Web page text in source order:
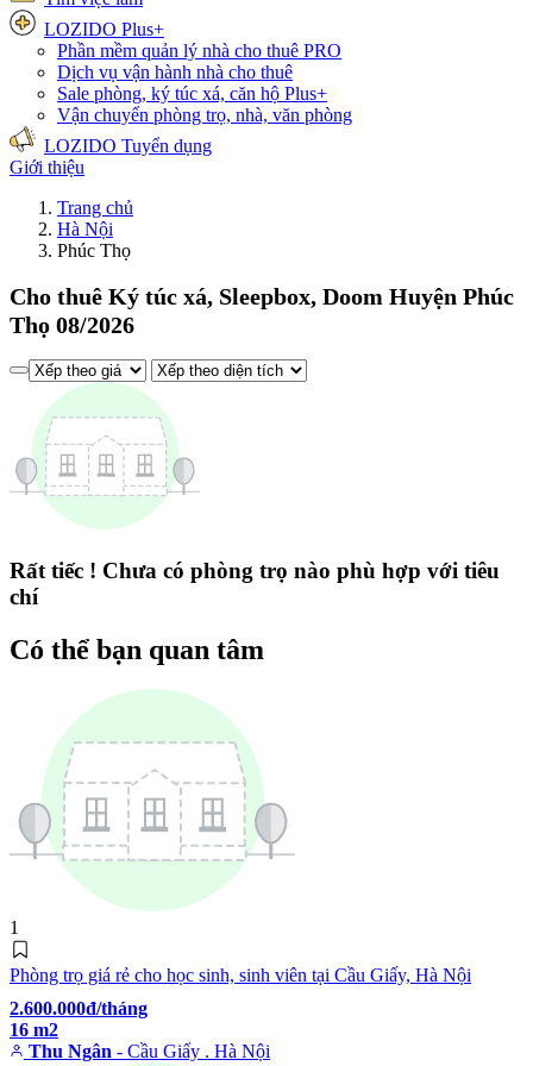
LOZIDO Plus+
Phần mềm quản lý nhà cho thuê PRO
Dịch vụ vận hành nhà cho thuê
Sale phòng, ký túc xá, căn hộ Plus+
Vận chuyển phòng trọ, nhà, văn phòng
LOZIDO Tuyển dụng
Giới thiệu
Trang chủ
Hà Nội
Phúc Thọ
Cho thuê Ký túc xá, Sleepbox, Doom Huyện Phúc
Thọ 08/2026
Rất tiếc ! Chưa có phòng trọ nào phù hợp với tiêu
chí
Có thể bạn quan tâm
1
Phòng trọ giá rẻ cho học sinh, sinh viên tại Cầu Giấy, Hà Nội
2.600.000đ/tháng
16 m2
Thu Ngân - Cầu Giấy . Hà Nội